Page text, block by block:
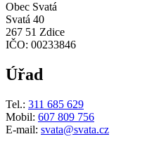
Obec Svatá
Svatá 40
267 51 Zdice
IČO: 00233846
Úřad
Tel.: 311 685 629
Mobil: 607 809 756
E-mail: svata@svata.cz